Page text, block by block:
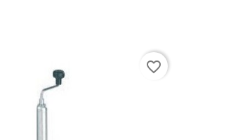
favorite_border